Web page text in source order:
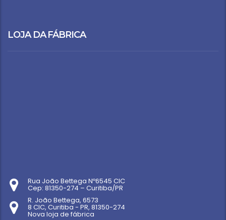
LOJA DA FÁBRICA
Rua João Bettega Nº6545 CIC
Cep: 81350-274 – Curitiba/PR
R. João Bettega, 6573
8 CIC, Curitiba - PR, 81350-274
Nova loja de fábrica